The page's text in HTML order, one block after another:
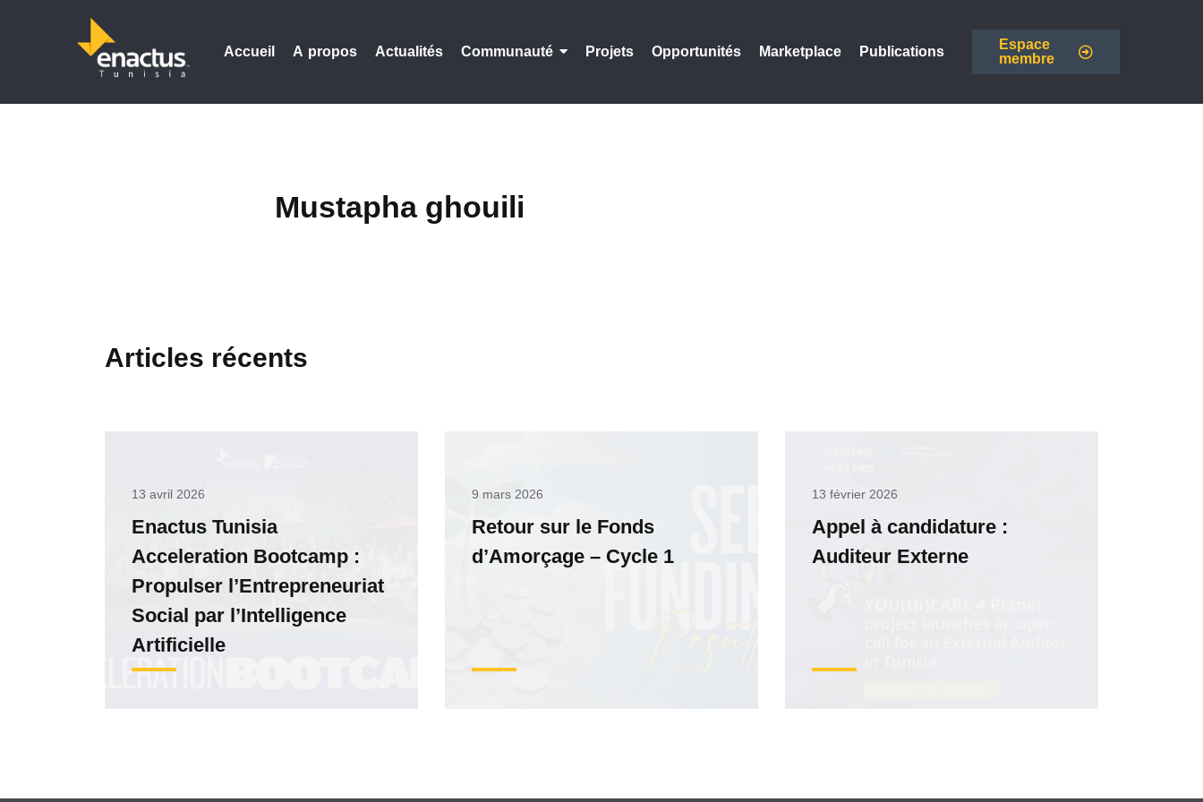
Accueil A propos Actualités Communauté Projets Opportunités Marketplace Publications
Espace
membre
Mustapha ghouili
Articles récents
13 avril 2026
Enactus Tunisia
Acceleration Bootcamp :
Propulser l’Entrepreneuriat
Social par l’Intelligence
Artificielle
9 mars 2026
Retour sur le Fonds
d’Amorçage – Cycle 1
13 février 2026
Appel à candidature :
Auditeur Externe